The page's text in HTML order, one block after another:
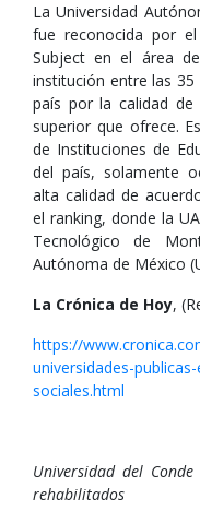
La Universidad
fue reconocida por
Subject en el área
institución entre las 35
país por la calidad de
superior que ofrece.
de Instituciones de
del país, solamente
alta calidad de
el ranking, donde la
Tecnológico de
Autónoma de México
La Crónica de Hoy,
https://
universidades-
sociales.html
Universidad del
rehabilitados